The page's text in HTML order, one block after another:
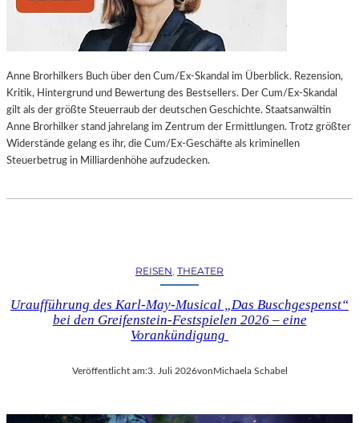
U
G
S
B
E
R
S
H
A
B
K
Anne Brorhilkers Buch über den Cum/Ex-Skandal im Überblick. Rezension,
Kritik, Hintergrund und Bewertung des Bestsellers. Der Cum/Ex-Skandal
gilt als der größte Steuerraub der deutschen Geschichte. Staatsanwältin
Anne Brorhilker stand jahrelang im Zentrum der Ermittlungen. Trotz größter
Widerstände gelang es ihr, die Cum/Ex-Geschäfte als kriminellen
Steuerbetrug in Milliardenhöhe aufzudecken.
REISEN, THEATER
Uraufführung des Karl-May-Musical „Das Buschgespenst“
bei den Greifenstein-Festspielen 2026 – eine
Vorankündigung
Veröffentlicht am:3. Juli 2026vonMichaela Schabel